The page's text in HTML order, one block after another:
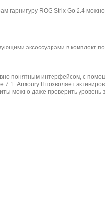
гарнитуру ROG Strix Go 2.4
аксессуарами в комплект
понятным интерфейсом, с
7.1. Armoury II позволяет
можно даже проверить уровень